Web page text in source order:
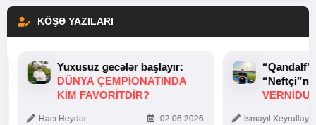
KÖŞƏ YAZILARI
Yuxusuz gecələr başlayır:
DÜNYA ÇEMPIONATINDA
KIM FAVORITDIR?
Hacı Heydər 02.06.2026 İsmayıl